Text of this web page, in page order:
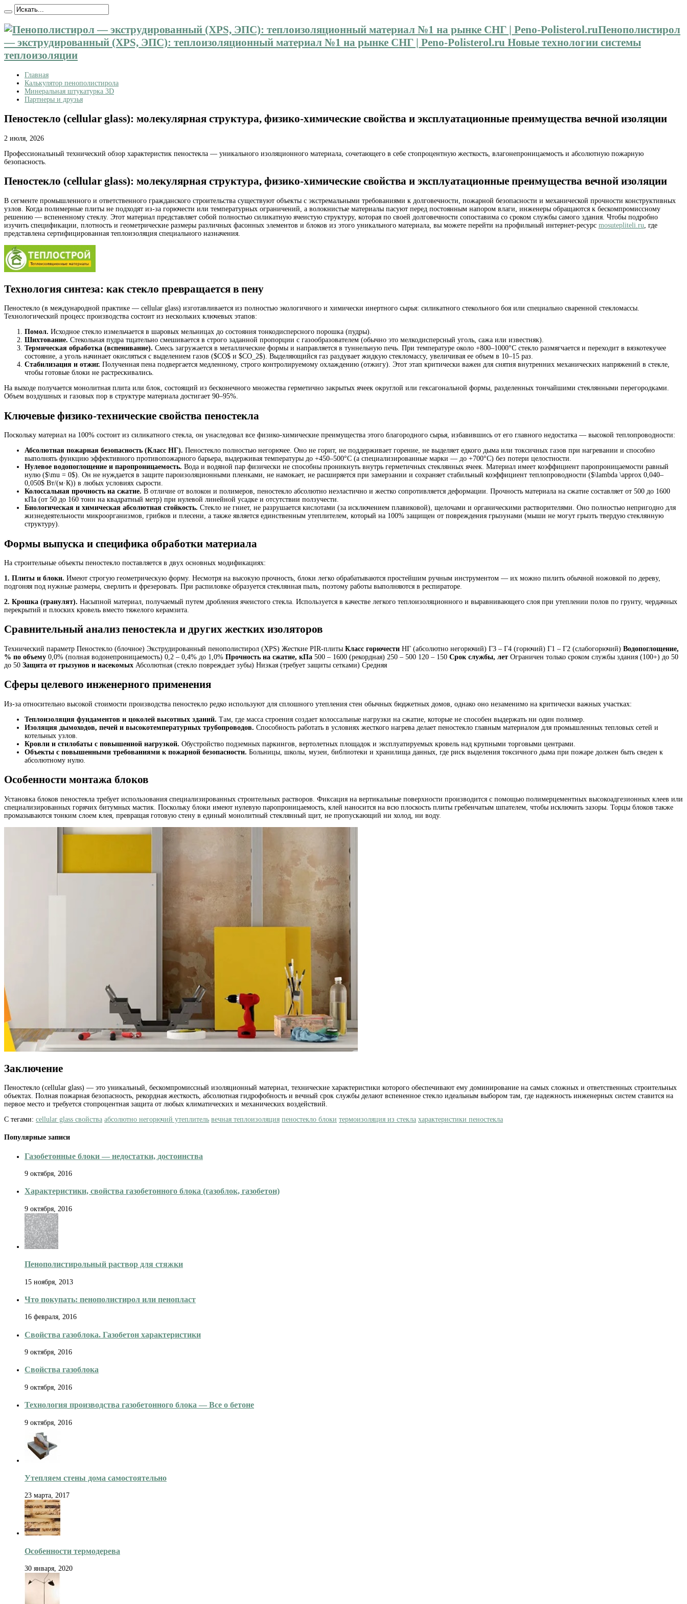
Пенополистирол
— экструдированный (XPS, ЭПС): теплоизоляционный материал №1 на рынке СНГ | Peno-Polisterol.ru Новые технологии системы
теплоизоляции
Главная
Калькулятор пенополистирола
Минеральная штукатурка 3D
Партнеры и друзья
Пеностекло (cellular glass): молекулярная структура, физико-химические свойства и эксплуатационные преимущества вечной изоляции
2 июля, 2026
Профессиональный технический обзор характеристик пеностекла — уникального изоляционного материала, сочетающего в себе стопроцентную жесткость, влагонепроницаемость и абсолютную пожарную
безопасность.
Пеностекло (cellular glass): молекулярная структура, физико-химические свойства и эксплуатационные преимущества вечной изоляции
В сегменте промышленного и ответственного гражданского строительства существуют объекты с экстремальными требованиями к долговечности, пожарной безопасности и механической прочности конструктивных
узлов. Когда полимерные плиты не подходят из-за горючести или температурных ограничений, а волокнистые материалы пасуют перед постоянным напором влаги, инженеры обращаются к бескомпромиссному
решению — вспененному стеклу. Этот материал представляет собой полностью силикатную ячеистую структуру, которая по своей долговечности сопоставима со сроком службы самого здания. Чтобы подробно
изучить спецификации, плотность и геометрические размеры различных фасонных элементов и блоков из этого уникального материала, вы можете перейти на профильный интернет-ресурс mosutepliteli.ru , где
представлена сертифицированная теплоизоляция специального назначения.
Технология синтеза: как стекло превращается в пену
Пеностекло (в международной практике — cellular glass) изготавливается из полностью экологичного и химически инертного сырья: силикатного стекольного боя или специально сваренной стекломассы.
Технологический процесс производства состоит из нескольких ключевых этапов:
Помол. Исходное стекло измельчается в шаровых мельницах до состояния тонкодисперсного порошка (пудры).
Шихтование. Стекольная пудра тщательно смешивается в строго заданной пропорции с газообразователем (обычно это мелкодисперсный уголь, сажа или известняк).
Термическая обработка (вспенивание). Смесь загружается в металлические формы и направляется в туннельную печь. При температуре около +800–1000°C стекло размягчается и переходит в вязкотекучее
состояние, а уголь начинает окисляться с выделением газов ($CO$ и $CO_2$). Выделяющийся газ раздувает жидкую стекломассу, увеличивая ее объем в 10–15 раз.
Стабилизация и отжиг. Полученная пена подвергается медленному, строго контролируемому охлаждению (отжигу). Этот этап критически важен для снятия внутренних механических напряжений в стекле,
чтобы готовые блоки не растрескивались.
На выходе получается монолитная плита или блок, состоящий из бесконечного множества герметично закрытых ячеек округлой или гексагональной формы, разделенных тончайшими стеклянными перегородками.
Объем воздушных и газовых пор в структуре материала достигает 90–95%.
Ключевые физико-технические свойства пеностекла
Поскольку материал на 100% состоит из силикатного стекла, он унаследовал все физико-химические преимущества этого благородного сырья, избавившись от его главного недостатка — высокой теплопроводности:
Абсолютная пожарная безопасность (Класс НГ). Пеностекло полностью негорючее. Оно не горит, не поддерживает горение, не выделяет едкого дыма или токсичных газов при нагревании и способно
выполнять функцию эффективного противопожарного барьера, выдерживая температуры до +450–500°C (а специализированные марки — до +700°C) без потери целостности.
Нулевое водопоглощение и паропроницаемость. Вода и водяной пар физически не способны проникнуть внутрь герметичных стеклянных ячеек. Материал имеет коэффициент паропроницаемости равный
нулю ($\mu = 0$). Он не нуждается в защите пароизоляционными пленками, не намокает, не расширяется при замерзании и сохраняет стабильный коэффициент теплопроводности ($\lambda \approx 0,040–
0,050$ Вт/(м·К)) в любых условиях сырости.
Колоссальная прочность на сжатие. В отличие от волокон и полимеров, пеностекло абсолютно неэластично и жестко сопротивляется деформации. Прочность материала на сжатие составляет от 500 до 1600
кПа (от 50 до 160 тонн на квадратный метр) при нулевой линейной усадке и отсутствии ползучести.
Биологическая и химическая абсолютная стойкость. Стекло не гниет, не разрушается кислотами (за исключением плавиковой), щелочами и органическими растворителями. Оно полностью непригодно для
жизнедеятельности микроорганизмов, грибков и плесени, а также является единственным утеплителем, который на 100% защищен от повреждения грызунами (мыши не могут грызть твердую стеклянную
структуру).
Формы выпуска и специфика обработки материала
На строительные объекты пеностекло поставляется в двух основных модификациях:
1. Плиты и блоки. Имеют строгую геометрическую форму. Несмотря на высокую прочность, блоки легко обрабатываются простейшим ручным инструментом — их можно пилить обычной ножовкой по дереву,
подгоняя под нужные размеры, сверлить и фрезеровать. При распиловке образуется стеклянная пыль, поэтому работы выполняются в респираторе.
2. Крошка (гранулят). Насыпной материал, получаемый путем дробления ячеистого стекла. Используется в качестве легкого теплоизоляционного и выравнивающего слоя при утеплении полов по грунту, чердачных
перекрытий и плоских кровель вместо тяжелого керамзита.
Сравнительный анализ пеностекла и других жестких изоляторов
Технический параметр Пеностекло (блочное) Экструдированный пенополистирол (XPS) Жесткие PIR-плиты Класс горючести НГ (абсолютно негорючий) Г3 – Г4 (горючий) Г1 – Г2 (слабогорючий) Водопоглощение,
% по объему 0,0% (полная водонепроницаемость) 0,2 – 0,4% до 1,0% Прочность на сжатие, кПа 500 – 1600 (рекордная) 250 – 500 120 – 150 Срок службы, лет Ограничен только сроком службы здания (100+) до 50
до 50 Защита от грызунов и насекомых Абсолютная (стекло повреждает зубы) Низкая (требует защиты сетками) Средняя
Сферы целевого инженерного применения
Из-за относительно высокой стоимости производства пеностекло редко используют для сплошного утепления стен обычных бюджетных домов, однако оно незаменимо на критически важных участках:
Теплоизоляция фундаментов и цоколей высотных зданий. Там, где масса строения создает колоссальные нагрузки на сжатие, которые не способен выдержать ни один полимер.
Изоляция дымоходов, печей и высокотемпературных трубопроводов. Способность работать в условиях жесткого нагрева делает пеностекло главным материалом для промышленных тепловых сетей и
котельных узлов.
Кровли и стилобаты с повышенной нагрузкой. Обустройство подземных паркингов, вертолетных площадок и эксплуатируемых кровель над крупными торговыми центрами.
Объекты с повышенными требованиями к пожарной безопасности. Больницы, школы, музеи, библиотеки и хранилища данных, где риск выделения токсичного дыма при пожаре должен быть сведен к
абсолютному нулю.
Особенности монтажа блоков
Установка блоков пеностекла требует использования специализированных строительных растворов. Фиксация на вертикальные поверхности производится с помощью полимерцементных высокоадгезионных клеев или
специализированных горячих битумных мастик. Поскольку блоки имеют нулевую паропроницаемость, клей наносится на всю плоскость плиты гребенчатым шпателем, чтобы исключить зазоры. Торцы блоков также
промазываются тонким слоем клея, превращая готовую стену в единый монолитный стеклянный щит, не пропускающий ни холод, ни воду.
Заключение
Пеностекло (cellular glass) — это уникальный, бескомпромиссный изоляционный материал, технические характеристики которого обеспечивают ему доминирование на самых сложных и ответственных строительных
объектах. Полная пожарная безопасность, рекордная жесткость, абсолютная гидрофобность и вечный срок службы делают вспененное стекло идеальным выбором там, где надежность инженерных систем ставится на
первое место и требуется стопроцентная защита от любых климатических и механических воздействий.
С тегами: cellular glass свойства абсолютно негорючий утеплитель вечная теплоизоляция пеностекло блоки термоизоляция из стекла характеристики пеностекла
Популярные записи
Газобетонные блоки — недостатки, достоинства
9 октября, 2016
Характеристики, свойства газобетонного блока (газоблок, газобетон)
9 октября, 2016
Пенополистирольный раствор для стяжки
15 ноября, 2013
Что покупать: пенополистирол или пенопласт
16 февраля, 2016
Свойства газоблока. Газобетон характеристики
9 октября, 2016
Свойства газоблока
9 октября, 2016
Технология производства газобетонного блока — Все о бетоне
9 октября, 2016
Утепляем стены дома самостоятельно
23 марта, 2017
Особенности термодерева
30 января, 2020